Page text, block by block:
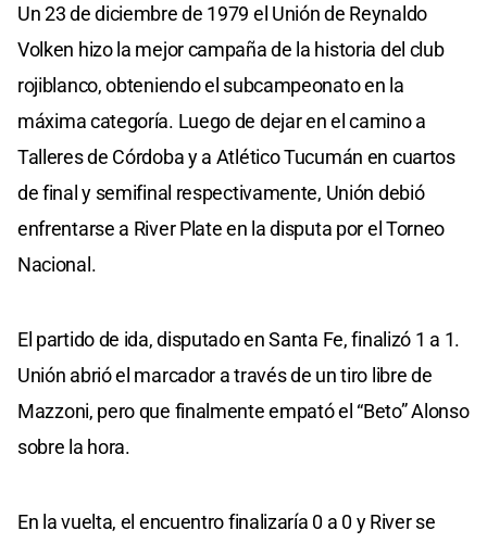
Un 23 de diciembre de 1979 el Unión de Reynaldo
Volken hizo la mejor campaña de la historia del club
rojiblanco, obteniendo el subcampeonato en la
máxima categoría. Luego de dejar en el camino a
Talleres de Córdoba y a Atlético Tucumán en cuartos
de final y semifinal respectivamente, Unión debió
enfrentarse a River Plate en la disputa por el Torneo
Nacional.
El partido de ida, disputado en Santa Fe, finalizó 1 a 1.
Unión abrió el marcador a través de un tiro libre de
Mazzoni, pero que finalmente empató el “Beto” Alonso
sobre la hora.
En la vuelta, el encuentro finalizaría 0 a 0 y River se